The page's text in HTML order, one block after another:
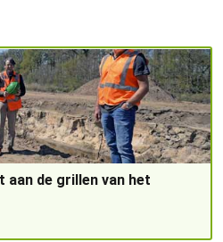
aan de grillen van het